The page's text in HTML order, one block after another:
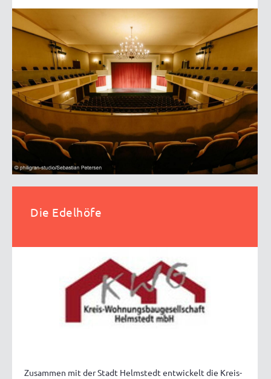
Die Edelhöfe
Zusammen mit der Stadt Helmstedt entwickelt die Kreis-